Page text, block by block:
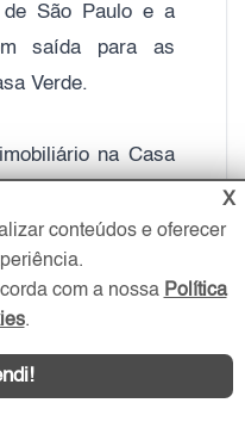
São Paulo e a
saída para as
Verde.
na Casa
variação de
apartamentos e
X
conteúdos e oferecer
com a nossa Política
.